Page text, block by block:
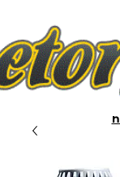
Nettbutikken
Klikk på